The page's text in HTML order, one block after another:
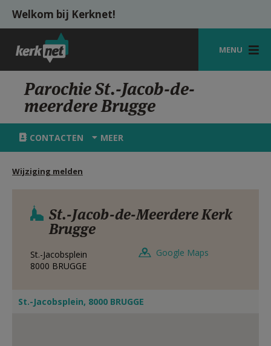
Overslaan en naar de inhoud gaan
Welkom bij Kerknet!
MENU
STARTPAGINA
KERK
VIERINGEN
HULP
MIJN PAROCHIE
AANMELDEN OF REGISTREREN
Parochie St.-Jacob-de-
meerdere Brugge
CONTACTEN MEER
Wijziging melden
St.-Jacob-de-Meerdere Kerk
Brugge
St.-Jacobsplein
8000 BRUGGE
Google Maps
St.-Jacobsplein, 8000 BRUGGE